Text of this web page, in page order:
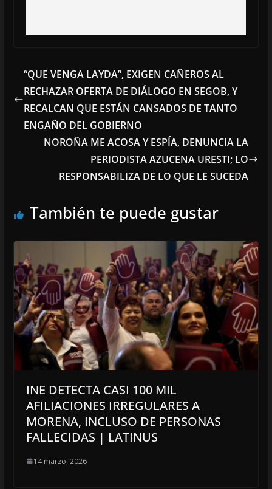
“QUE VENGA LAYDA”, EXIGEN CAÑEROS AL
RECHAZAR OFERTA DE DIÁLOGO EN SEGOB, Y
RECALCAN QUE ESTÁN CANSADOS DE TANTO
ENGAÑO DEL GOBIERNO
NOROÑA ME ACOSA Y ESPÍA, DENUNCIA LA
PERIODISTA AZUCENA URESTI; LO
RESPONSABILIZA DE LO QUE LE SUCEDA
También te puede gustar
INE DETECTA CASI 100 MIL
AFILIACIONES IRREGULARES A
MORENA, INCLUSO DE PERSONAS
FALLECIDAS | LATINUS
14 marzo, 2026